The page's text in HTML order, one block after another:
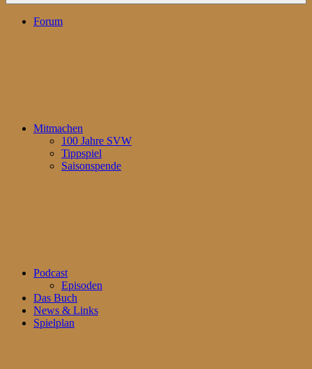
Forum
Mitmachen
100 Jahre SVW
Tippspiel
Saisonspende
Podcast
Episoden
Das Buch
News & Links
Spielplan